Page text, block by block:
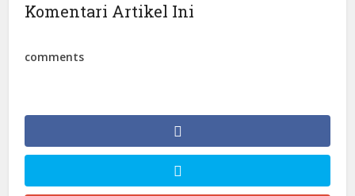
Komentari Artikel Ini
comments